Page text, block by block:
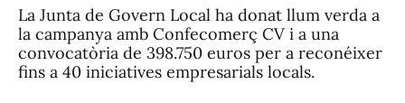
La Junta de Govern Local ha donat llum verda a
la campanya amb Confecomerç CV i a una
convocatòria de 398.750 euros per a reconéixer
fins a 40 iniciatives empresarials locals.